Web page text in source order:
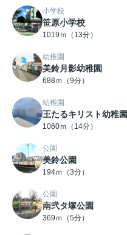
小学校
笹原小学校
1019ｍ（13分）
幼稚園
美鈴月影幼稚園
688ｍ（9分）
幼稚園
王たるキリスト幼稚園
1060ｍ（14分）
公園
美鈴公園
194ｍ（3分）
公園
南弐タ塚公園
369ｍ（5分）